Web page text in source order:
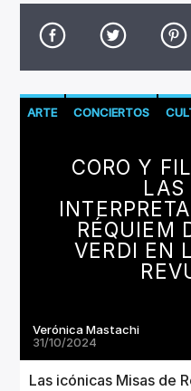
CANCIÓN ACTUAL
TÍTULO
ARTISTA
Invencible
ARTE CONCIERTOS
CORO Y
LAS
RÉQUIEM
VERDI EN
Verónica Mastachi
31/10/2024
Las icónicas Misas de